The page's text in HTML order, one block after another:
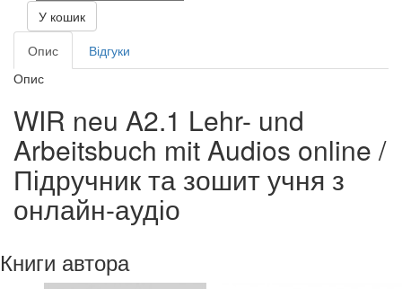
У кошик
Опис
Відгуки
Опис
WIR neu A2.1 Lehr- und
Arbeitsbuch mit Audios online /
Підручник та зошит учня з
онлайн-аудіо
Книги автора